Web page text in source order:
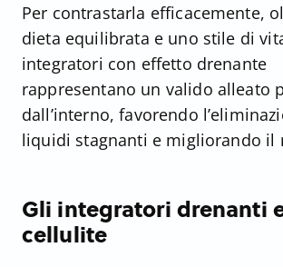
Per contrastarla efficacemente,
dieta equilibrata e uno stile di
integratori con effetto drenante
rappresentano un valido alleato
dall’interno, favorendo
liquidi stagnanti e migliorando il
Gli integratori drenanti
cellulite